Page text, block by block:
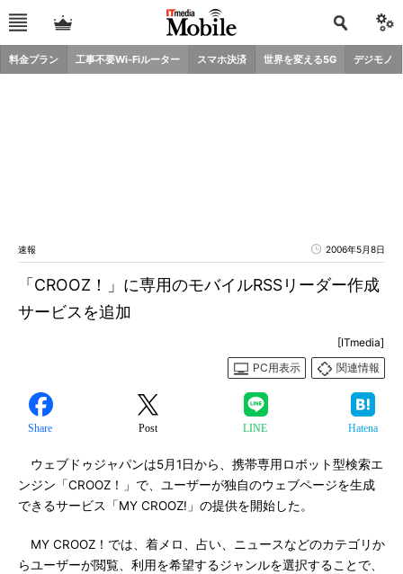
料金プラン 工事不要Wi-Fiルーター スマホ決済 世界を変える5G デジモノ
速報 2006年5月8日
「CROOZ！」に専用のモバイルRSSリーダー作成
サービスを追加
[ITmedia]
PC用表示
関連情報
Share Post LINE Hatena
ウェブドゥジャパンは5月1日から、携帯専用ロボット型検索エ
ンジン「CROOZ！」で、ユーザーが独自のウェブページを生成
できるサービス「MY CROOZ!」の提供を開始した。
MY CROOZ！では、着メロ、占い、ニュースなどのカテゴリか
らユーザーが閲覧、利用を希望するジャンルを選択することで、